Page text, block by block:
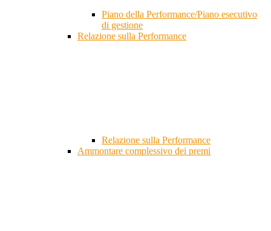
Piano della Performance/Piano esecutivo
di gestione
Relazione sulla Performance
Relazione sulla Performance
Ammontare complessivo dei premi